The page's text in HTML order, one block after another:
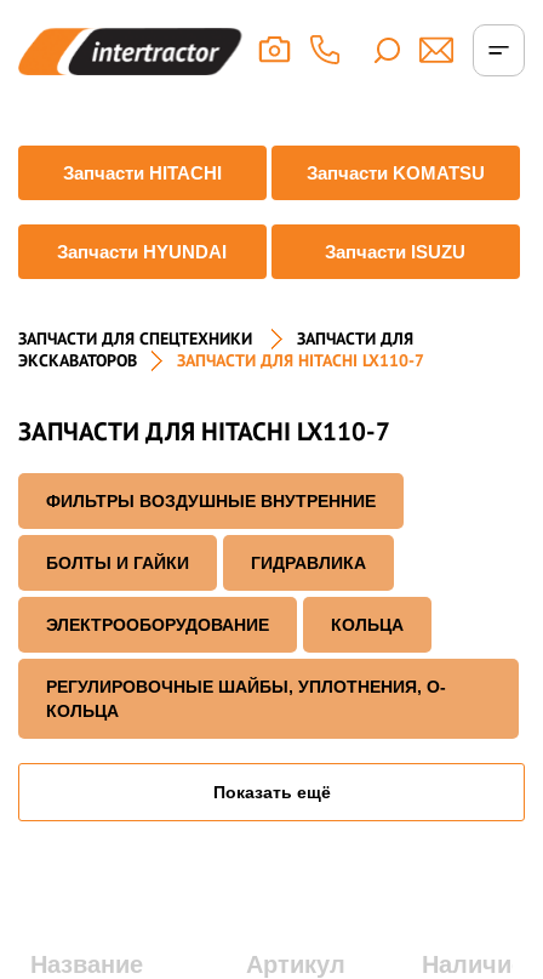
Запчасти HITACHI Запчасти KOMATSU
Запчасти HYUNDAI Запчасти ISUZU
ЗАПЧАСТИ ДЛЯ СПЕЦТЕХНИКИ
ЗАПЧАСТИ ДЛЯ
ЭКСКАВАТОРОВ
ЗАПЧАСТИ ДЛЯ HITACHI LX110-7
ЗАПЧАСТИ ДЛЯ HITACHI LX110-7
ФИЛЬТРЫ ВОЗДУШНЫЕ ВНУТРЕННИЕ
БОЛТЫ И ГАЙКИ ГИДРАВЛИКА
ЭЛЕКТРООБОРУДОВАНИЕ КОЛЬЦА
РЕГУЛИРОВОЧНЫЕ ШАЙБЫ, УПЛОТНЕНИЯ, О-
КОЛЬЦА
Показать ещё
Название Артикул Наличие